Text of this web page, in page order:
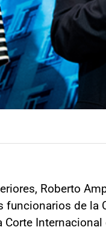
Roberto
funcionarios de
Corte